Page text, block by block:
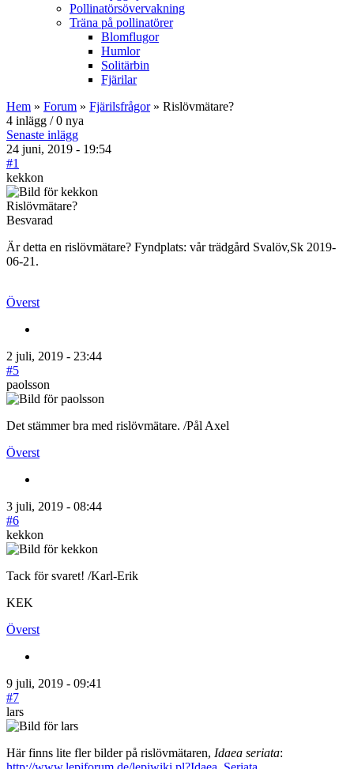
Pollinatörsövervakning
Träna på pollinatörer
Blomflugor
Humlor
Solitärbin
Fjärilar
Hem » Forum » Fjärilsfrågor» Rislövmätare?
4 inlägg / 0 nya
Senaste inlägg
24 juni, 2019 - 19:54
#1
kekkon
Rislövmätare?
Besvarad
Är detta en rislövmätare? Fyndplats: vår trädgård Svalöv,Sk 2019-
06-21.
Överst
2 juli, 2019 - 23:44
#5
paolsson
Det stämmer bra med rislövmätare. /Pål Axel
Överst
3 juli, 2019 - 08:44
#6
kekkon
Tack för svaret! /Karl-Erik
KEK
Överst
9 juli, 2019 - 09:41
#7
lars
Här finns lite fler bilder på rislövmätaren, Idaea seriata: